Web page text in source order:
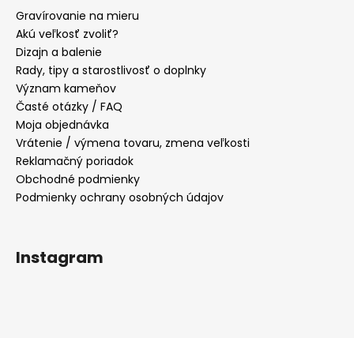
Gravírovanie na mieru
Akú veľkosť zvoliť?
Dizajn a balenie
Rady, tipy a starostlivosť o doplnky
Význam kameňov
Časté otázky / FAQ
Moja objednávka
Vrátenie / výmena tovaru, zmena veľkosti
Reklamačný poriadok
Obchodné podmienky
Podmienky ochrany osobných údajov
Instagram